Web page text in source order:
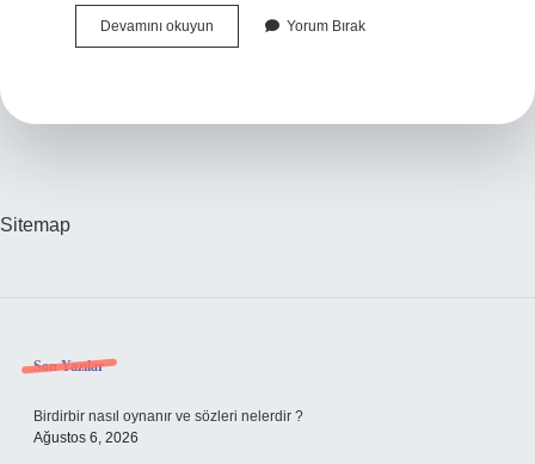
Devamını okuyun
Da
Yorum Bırak
Sitemap
Sidebar
Son Yazılar
Birdirbir nasıl oynanır ve sözleri nelerdir ?
Ağustos 6, 2026